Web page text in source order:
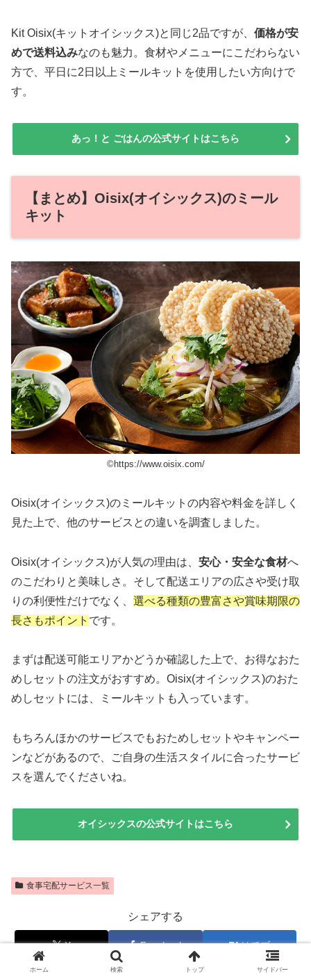
Kit Oisix(キットオイシックス)と同じ2品ですが、 価格が安
めで送料込みなのも魅力。食材やメニューにこだわらない
方で、平日に2日以上ミールキットを使用したい方向けで
す。
あっ！と ごはんの公式サイトはこちら
【まとめ】Oisix(オイシックス)のミール
キット
©︎https://www.oisix.com/
Oisix(オイシックス)のミールキットの内容や料金を詳しく
見た上で、他のサービスとの違いを調査しました。
Oisix(オイシックス)が人気の理由は、 安心・安全な食材へ
のこだわりと美味しさ。そして配送エリアの広さや受け取
りの利便性だけでなく、 選べる種類の豊富さや賞味期限の
長さもポイント です。
まずは配送可能エリアかどうか確認した上で、お得なおた
めしセットの注文がおすすめ。Oisix(オイシックス)のおた
めしセットには、ミールキットも入っています。
もちろんほかのサービスでもおためしセットやキャンペー
ンなどがあるので、ご自身の生活スタイルに合ったサービ
スを選んでくださいね。
オイシックスの公式サイトはこちら
食事宅配サービス一覧
シェアする
X Facebook はてブ
ホーム 検索 トップ サイドバー